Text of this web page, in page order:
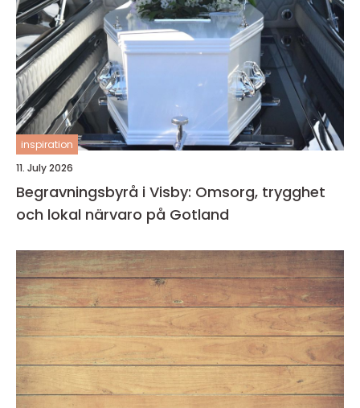
inspiration
11. July 2026
Begravningsbyrå i Visby: Omsorg, trygghet
och lokal närvaro på Gotland